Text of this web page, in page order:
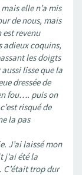
elle n’a mis
de nous, mais
est revenu
adieux coquins,
les doigts
lisse que la
dressée de
fou…. puis on
risqué de
la pas
J’ai laissé mon
j’ai été la
C’était trop dur